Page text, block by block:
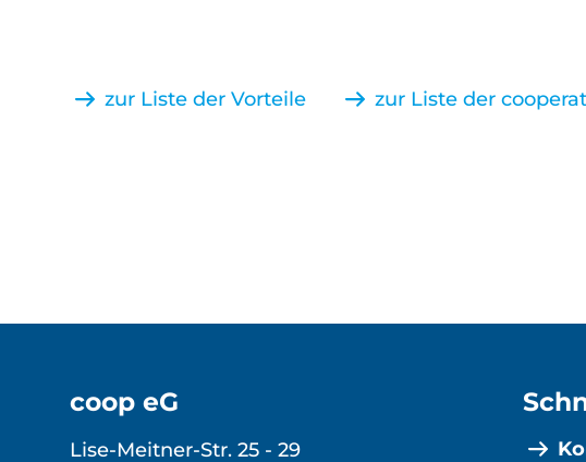
zur Liste der Vorteile zur Liste der
coop eG
Lise-Meitner-Str. 25 - 29